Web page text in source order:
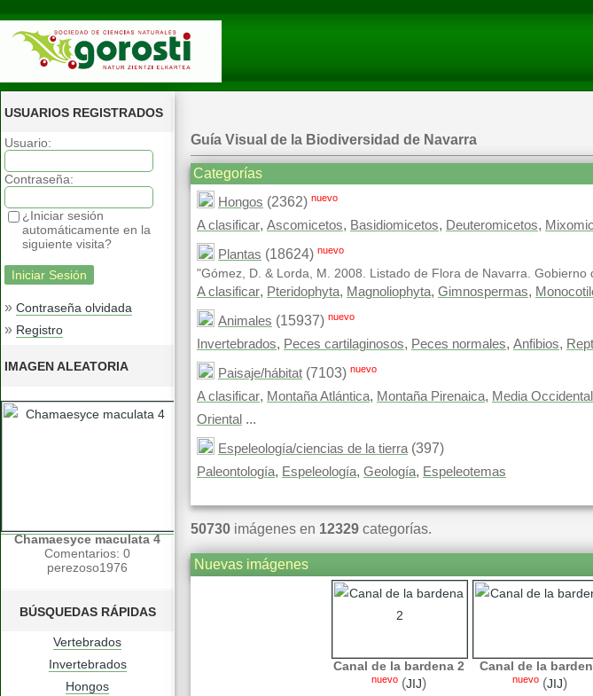
USUARIOS REGISTRADOS
Usuario:
Contraseña:
¿Iniciar sesión
automáticamente en la
siguiente visita?
» Contraseña olvidada
» Registro
IMAGEN ALEATORIA
Chamaesyce maculata 4
Comentarios: 0
perezoso1976
BÚSQUEDAS RÁPIDAS
Vertebrados
Invertebrados
Hongos
Guía Visual de la Biodiversidad de Navarra
Categorías
Hongos (2362) nuevo
A clasificar, Ascomicetos, Basidiomicetos, Deuteromicetos,
Plantas (18624) nuevo
"Gómez, D. & Lorda, M. 2008. Listado de Flora de Navarra. Gobierno
A clasificar, Pteridophyta, Magnoliophyta, Gimnospermas,
Animales (15937) nuevo
Invertebrados, Peces cartilaginosos, Peces normales, Anfibios,
Paisaje/hábitat (7103) nuevo
A clasificar, Montaña Atlántica, Montaña Pirenaica, Media Occidental
Oriental ...
Espeleología/ciencias de la tierra (397)
Paleontología, Espeleología, Geología, Espeleotemas
50730 imágenes en 12329 categorías.
Nuevas imágenes
Canal de la bardena 2
nuevo(JIJ)
Canal de la
nuevo(JIJ)